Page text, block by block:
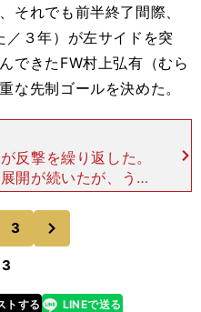
それでも前半終了間際、
／３年）が左サイドを突
できたFW村上弘有（むら
な先制ゴールを決めた。
反撃を繰り返した。
開が続いたが、うま
さなかった。アディ
大柏のFW河西守生
しゅ
3
トする
line LINEで送る